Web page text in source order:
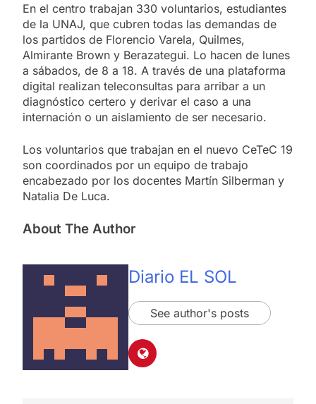
En el centro trabajan 330 voluntarios, estudiantes
de la UNAJ, que cubren todas las demandas de
los partidos de Florencio Varela, Quilmes,
Almirante Brown y Berazategui. Lo hacen de lunes
a sábados, de 8 a 18. A través de una plataforma
digital realizan teleconsultas para arribar a un
diagnóstico certero y derivar el caso a una
internación o un aislamiento de ser necesario.
Los voluntarios que trabajan en el nuevo CeTeC 19
son coordinados por un equipo de trabajo
encabezado por los docentes Martín Silberman y
Natalia De Luca.
About The Author
Diario EL SOL
See author's posts